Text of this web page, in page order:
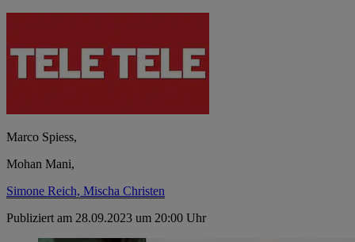
Marco Spiess,
Mohan Mani,
Simone Reich, Mischa Christen
Publiziert am 28.09.2023 um 20:00 Uhr